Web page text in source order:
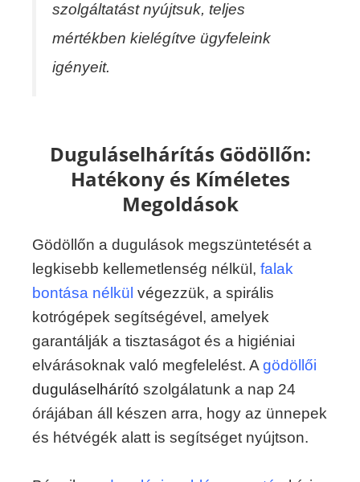
szolgáltatást nyújtsuk, teljes
mértékben kielégítve ügyfeleink
igényeit.
Duguláselhárítás Gödöllőn:
Hatékony és Kíméletes
Megoldások
Gödöllőn a dugulások megszüntetését a
legkisebb kellemetlenség nélkül, falak
bontása nélkül végezzük, a spirális
kotrógépek segítségével, amelyek
garantálják a tisztaságot és a higiéniai
elvárásoknak való megfelelést. A gödöllői
duguláselhárító szolgálatunk a nap 24
órájában áll készen arra, hogy az ünnepek
és hétvégék alatt is segítséget nyújtson.